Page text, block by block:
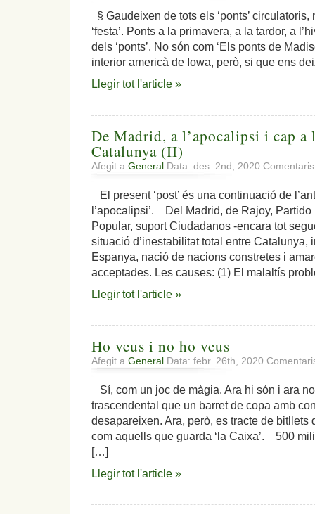
§ Gaudeixen de tots els ‘ponts’
‘festa’. Ponts a la primavera, a la tardor, a
dels ‘ponts’. No són com ‘Els ponts de
interior americà de Iowa, però, si que ens
Llegir tot l'article »
De Madrid, a l’apocalipsi i cap a
Catalunya (II)
Afegit a General Data: des. 2nd, 2020
El present ‘post’ és una continuació de
l’apocalipsi’. Del Madrid, de Rajoy, Partido
Popular, suport Ciudadanos -encara tot
situació d’inestabilitat total entre Catalunya,
Espanya, nació de nacions constretes i
acceptades. Les causes: (1) El malaltís
Llegir tot l'article »
Ho veus i no ho veus
Afegit a General Data: febr. 26th, 2020
Sí, com un joc de màgia. Ara hi són i ara
trascendental que un barret de copa amb
desapareixen. Ara, però, es tracte de bitllets
com aquells que guarda ‘la Caixa’. 500
[…]
Llegir tot l'article »